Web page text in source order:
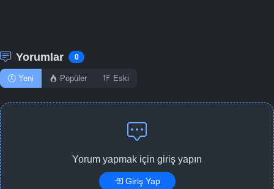
Yorumlar 0
Yeni Popüler Eski
Yorum yapmak için giriş yapın
Giriş Yap